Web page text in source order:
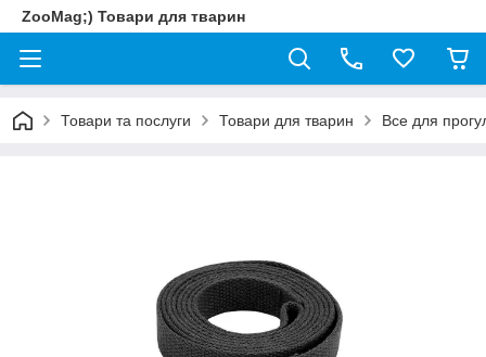
ZooMag;) Товари для тварин
Товари та послуги Товари для тварин Все для